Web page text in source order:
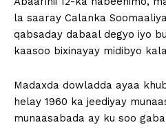
la saaray Calanka
qabsaday dabaal degyo iyo
kaasoo bixinayay midibyo
Madaxda dowladda ayaa
helay 1960 ka jeediyay
munaasabada ay ku soo